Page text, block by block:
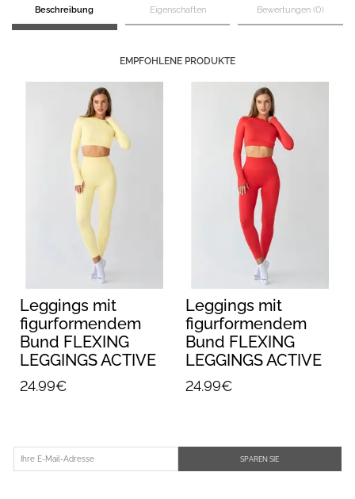
Beschreibung Eigenschaften Bewertungen (0)
EMPFOHLENE PRODUKTE
Leggings mit
figurformendem
Bund FLEXING
LEGGINGS ACTIVE
Flexit (lemon grass)
24.99€
Leggings mit
figurformendem
Bund FLEXING
LEGGINGS ACTIVE
Flexit (poppy red)
24.99€
SPAREN SIE